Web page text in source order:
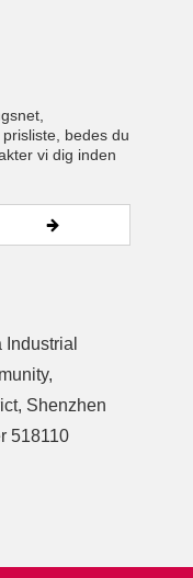
bedes du
vi dig inden
Shenzhen
518110